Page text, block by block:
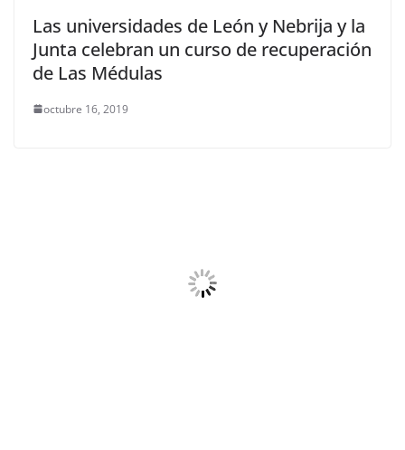
Las universidades de León y Nebrija y la
Junta celebran un curso de recuperación
de Las Médulas
octubre 16, 2019